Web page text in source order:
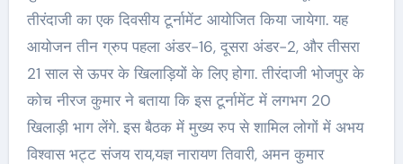
तीरंदाजी का एक दिवसीय टूर्नामेंट आयोजित किया जायेगा. यह
आयोजन तीन ग्रुप पहला अंडर-16, दूसरा अंडर-2, और तीसरा
21 साल से ऊपर के खिलाड़ियों के लिए होगा. तीरंदाजी भोजपुर के
कोच नीरज कुमार ने बताया कि इस टूर्नामेंट में लगभग 20
खिलाड़ी भाग लेंगे. इस बैठक में मुख्य रुप से शामिल लोगों में अभय
विश्वास भट्ट संजय राय,यज्ञ नारायण तिवारी, अमन कुमार